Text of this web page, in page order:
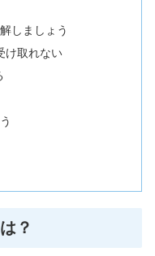
しましょう
け取れない
？